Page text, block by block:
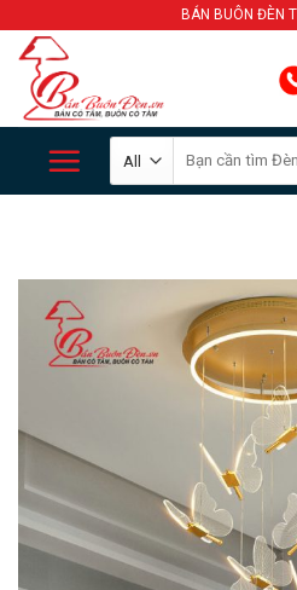
content
BÁN BUÔN ĐÈN
for: